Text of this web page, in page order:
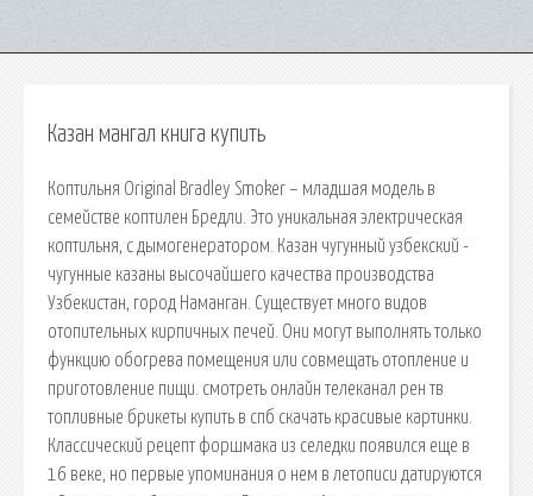
Казан мангал книга купить
Коптильня Original Bradley Smoker – младшая модель в
семействе коптилен Бредли. Это уникальная электрическая
коптильня, с дымогенератором. Казан чугунный узбекский -
чугунные казаны высочайшего качества производства
Узбекистан, город Наманган. Существует много видов
отопительных кирпичных печей. Они могут выполнять только
функцию обогрева помещения или совмещать отопление и
приготовление пищи. смотреть онлайн телеканал рен тв
топливные брикеты купить в спб скачать красивые картинки.
Классический рецепт форшмака из селедки появился еще в
16 веке, но первые упоминания о нем в летописи датируются